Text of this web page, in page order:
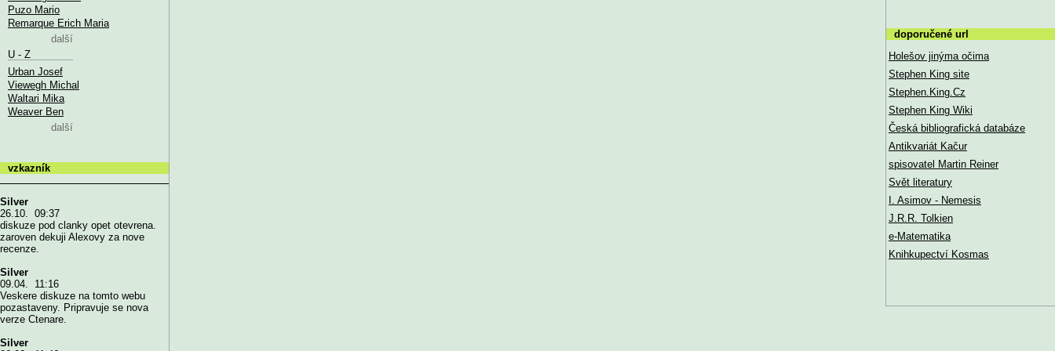
Puzo Mario
Remarque Erich Maria
další
U - Z
Urban Josef
Viewegh Michal
Waltari Mika
Weaver Ben
další
vzkazník
Silver
26.10. 09:37
diskuze pod clanky opet otevrena.
zaroven dekuji Alexovy za nove
recenze.
Silver
09.04. 11:16
Veskere diskuze na tomto webu
pozastaveny. Pripravuje se nova
verze Ctenare.
Silver
doporučené url
Holešov jinýma očima
Stephen King site
Stephen.King.Cz
Stephen King Wiki
Česká bibliografická databáze
Antikvariát Kačur
spisovatel Martin Reiner
Svět literatury
I. Asimov - Nemesis
J.R.R. Tolkien
e-Matematika
Knihkupectví Kosmas